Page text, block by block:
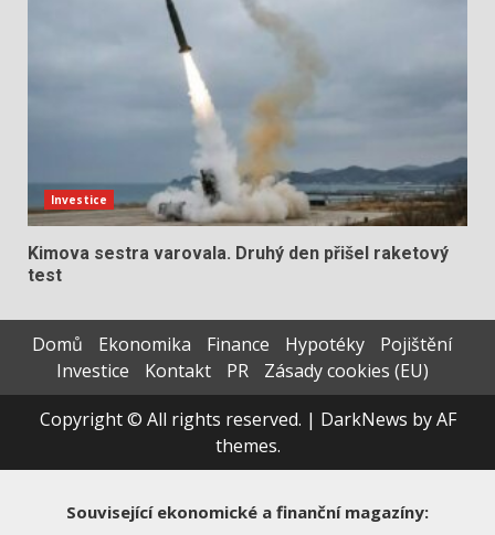
Investice
Kimova sestra varovala. Druhý den přišel raketový
test
Domů Ekonomika Finance Hypotéky
Pojištění
Investice
Kontakt PR
Zásady cookies (EU)
Copyright © All rights reserved. | DarkNews by AF
themes.
Související ekonomické a finanční magazíny: